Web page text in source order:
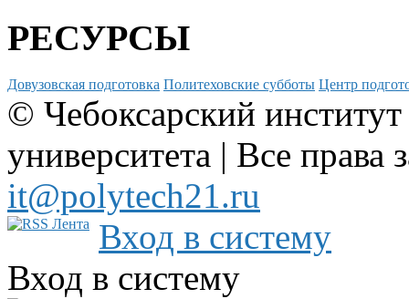
РЕСУРСЫ
Довузовская подготовка Политеховские субботы Центр
© Чебоксарский
университета | Все
it@polytech21.ru
Вход в систему
Вход в систему